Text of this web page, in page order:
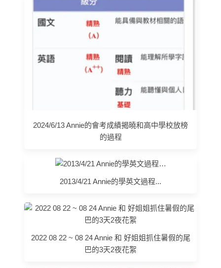
2024/6/13 Annie的會考成績揭曉和高中學校放榜
的過程
2013/4/21 Annie的學英文過程...
2022 08 22 ~ 08 24 Annie 和 好姐姐抓住暑假的尾
巴的3天2夜花絮